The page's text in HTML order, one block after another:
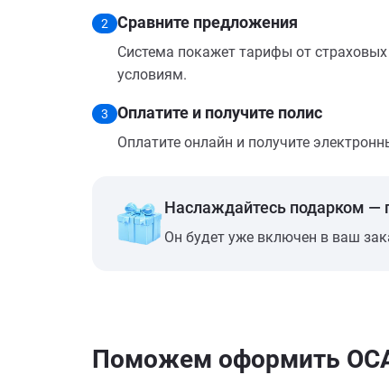
2 Сравните предложения
Система покажет тарифы от
условиям.
3 Оплатите и получите полис
Оплатите онлайн и получите
Наслаждайтесь подарком
Он будет уже включен в ваш
Поможем оформить